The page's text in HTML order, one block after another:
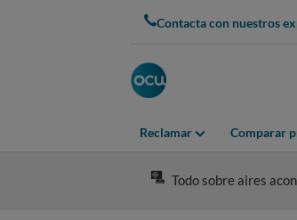
Contacta con nuestros
Reclamar Comparar
Todo sobre aires